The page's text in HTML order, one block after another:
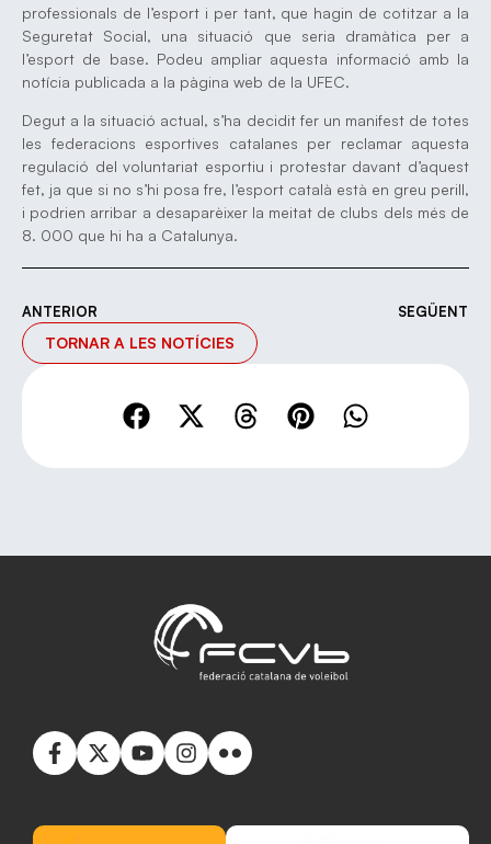
professionals de l’esport i per tant, que hagin de cotitzar a la
Seguretat Social, una situació que seria dramàtica per a
l’esport de base. Podeu ampliar aquesta informació amb la
notícia publicada a la pàgina web de la UFEC.
Degut a la situació actual, s’ha decidit fer un manifest de totes
les federacions esportives catalanes per reclamar aquesta
regulació del voluntariat esportiu i protestar davant d’aquest
fet, ja que si no s’hi posa fre, l’esport català està en greu perill,
i podrien arribar a desaparèixer la meitat de clubs dels més de
8. 000 que hi ha a Catalunya.
ANTERIOR SEGÜENT
TORNAR A LES NOTÍCIES